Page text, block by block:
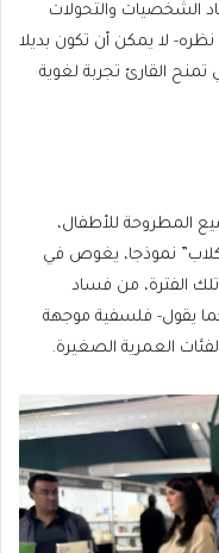
الشخصيات والتحولات
نظره- لا يمكن أن تكون بديلا
القارئ تجربة لغوية
المطروحة للأطفال،
نموذجا، يغوص في
الفترة، من فساد
كما يقول- فلسفية موجهة
العمرية الصغيرة.